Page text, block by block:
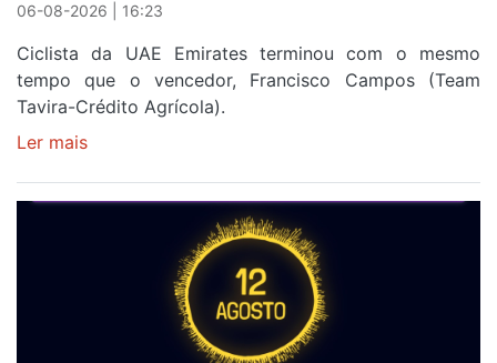
06-08-2026 | 16:23
Ciclista da UAE Emirates terminou com o mesmo
tempo que o vencedor, Francisco Campos (Team
Tavira-Crédito Agrícola).
Ler mais
Oliveira